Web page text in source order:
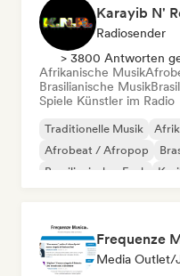
Karayib N'
Radiosender
> 3800 Antworten
Afrikanische Musik
Brasilianische Musik
Spiele Künstler im Radio
Traditionelle Musik
Afrobeat / Afropop
Brasilianischer Funk
Frequenze
Media Outlet/